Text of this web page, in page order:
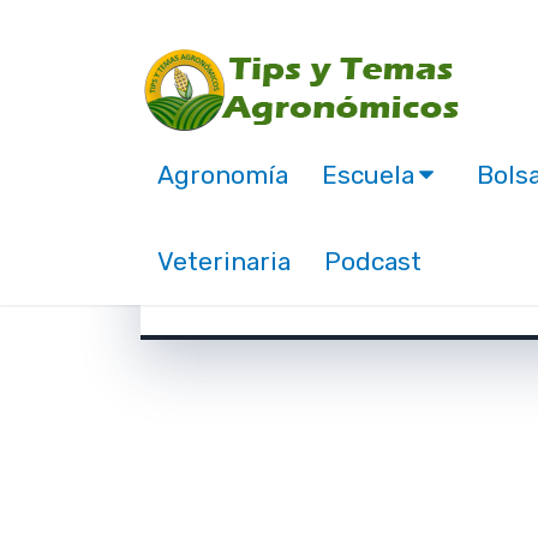
Agronomía Escuela
Veterinaria Podcast
noviembre 2, 2016